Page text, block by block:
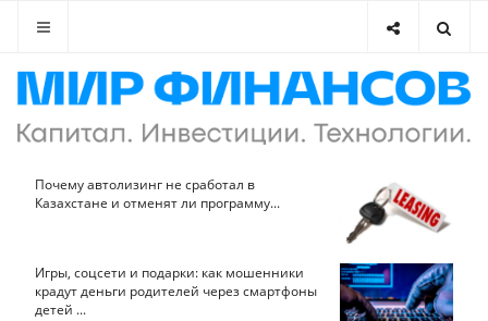
Почему автолизинг не сработал в
Казахстане и отменят ли программу...
Игры, соцсети и подарки: как мошенники
крадут деньги родителей через смартфоны
детей ...